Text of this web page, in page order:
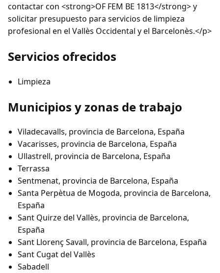
contactar con <strong>OF FEM BE 1813</strong> y
solicitar presupuesto para servicios de limpieza
profesional en el Vallès Occidental y el Barcelonès.</p>
Servicios ofrecidos
Limpieza
Municipios y zonas de trabajo
Viladecavalls, provincia de Barcelona, España
Vacarisses, provincia de Barcelona, España
Ullastrell, provincia de Barcelona, España
Terrassa
Sentmenat, provincia de Barcelona, España
Santa Perpètua de Mogoda, provincia de Barcelona,
España
Sant Quirze del Vallès, provincia de Barcelona,
España
Sant Llorenç Savall, provincia de Barcelona, España
Sant Cugat del Vallès
Sabadell